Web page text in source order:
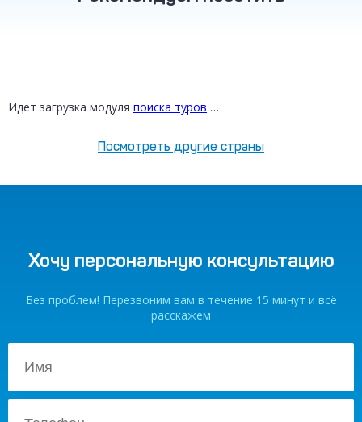
Идет загрузка модуля поиска туров …
Посмотреть другие страны
Хочу персональную консультацию
Без проблем! Перезвоним вам в течение 15 минут и всё
расскажем